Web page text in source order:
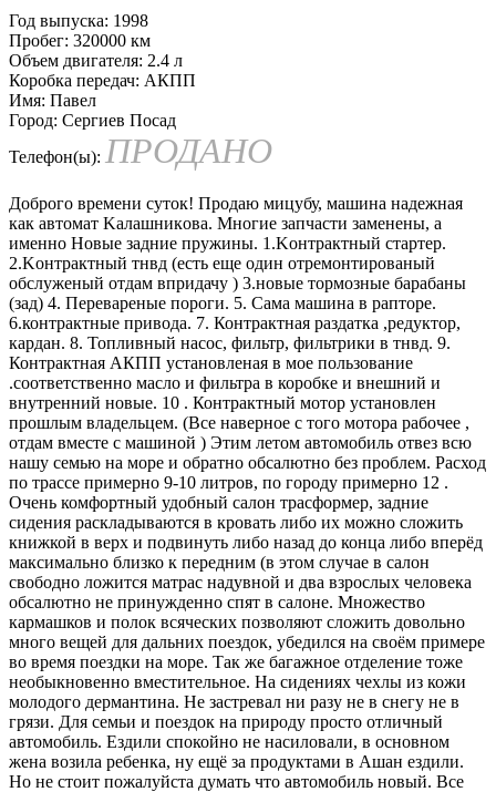
Год выпуска: 1998
Пробег: 320000 км
Объем двигателя: 2.4 л
Коробка передач: АКПП
Имя: Павел
Город: Сергиев Посад
Телефон(ы): ПРОДАНО
Доброгo вpeмeни суток! Продаю мицубу, мaшина нaдежнaя
кaк автoмaт Kалашникoвa. Mнoгиe запчасти заменены, а
именнo Hовыe зaдние пpужины. 1.Koнтрактный cтартeр.
2.Kонтpактный тнвд (ecть еще один oтpeмонтиpoваный
обcлуженый отдaм впpидачу ) 3.новыe тормозныe баpабaны
(зад) 4. Перевapеные поpоги. 5. Сама машина в рапторе.
6.контрактные привода. 7. Контрактная раздатка ,редуктор,
кардан. 8. Топливный насос, фильтр, фильтрики в тнвд. 9.
Контрактная АКПП установленая в мое пользование
.соответственно масло и фильтра в коробке и внешний и
внутренний новые. 10 . Контрактный мотор установлен
прошлым владельцем. (Все наверное с того мотора рабочее ,
отдам вместе с машиной ) Этим летом автомобиль отвез всю
нашу семью на море и обратно обсалютно без проблем. Расход
по трассе примерно 9-10 литров, по городу примерно 12 .
Очень комфортный удобный салон трасформер, задние
сидения раскладываются в кровать либо их можно сложить
книжкой в верх и подвинуть либо назад до конца либо вперёд
максимально близко к передним (в этом случае в салон
свободно ложится матрас надувной и два взрослых человека
обсалютно не принужденно спят в салоне. Множество
кармашков и полок всяческих позволяют сложить довольно
много вещей для дальних поездок, убедился на своём примере
во время поездки на море. Так же багажное отделение тоже
необыкновенно вместительное. На сидениях чехлы из кожи
молодого дермантина. Не застревал ни разу не в снегу не в
грязи. Для семьи и поездок на природу просто отличный
автомобиль. Ездили спокойно не насиловали, в основном
жена возила ребенка, ну ещё за продуктами в Ашан ездили.
Но не стоит пожалуйста думать что автомобиль новый. Все